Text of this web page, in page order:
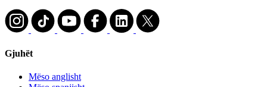
Gjuhët
Mëso anglisht